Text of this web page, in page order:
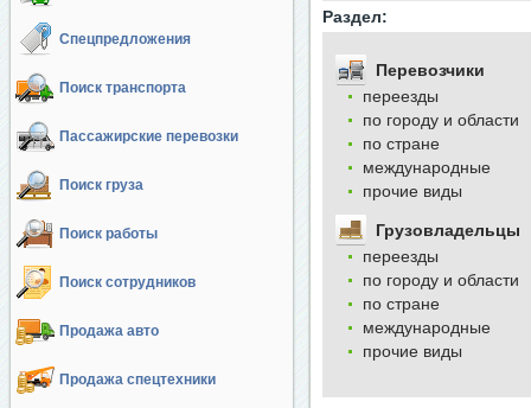
Спецпредложения
Поиск транспорта
Пассажирские перевозки
Поиск груза
Поиск работы
Поиск сотрудников
Продажа авто
Продажа спецтехники
Раздел:
Перевозчики
переезды
по городу и области
по стране
международные
прочие виды
Грузовладельцы
переезды
по городу и области
по стране
международные
прочие виды